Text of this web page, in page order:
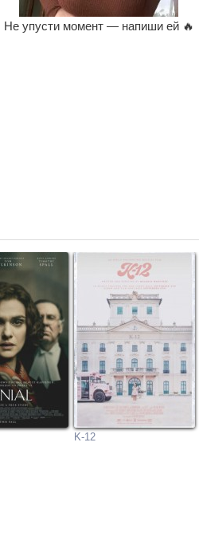
Не упусти момент — напиши ей 🔥
K-12